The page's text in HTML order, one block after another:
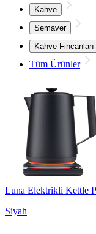
Kahve
Semaver
Kahve Fincanları
Tüm Ürünler
Luna Elektrikli Kettle
Siyah